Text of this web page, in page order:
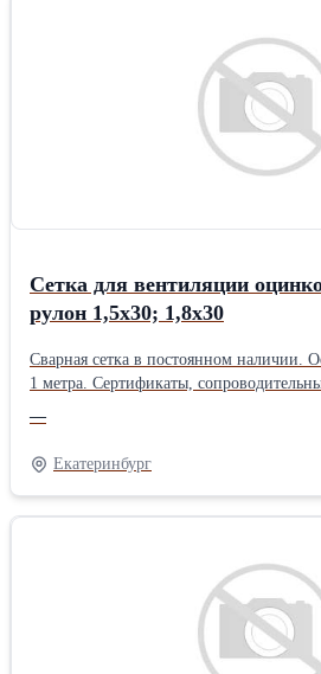
Сетка для вентиляции
рулон 1,5х30; 1,8х30
Сварная сетка в постоянном наличии.
1 метра. Сертификаты,
Получить более полную информацию
http://pt096.ru или отправив свой заказ
—
Екатеринбург